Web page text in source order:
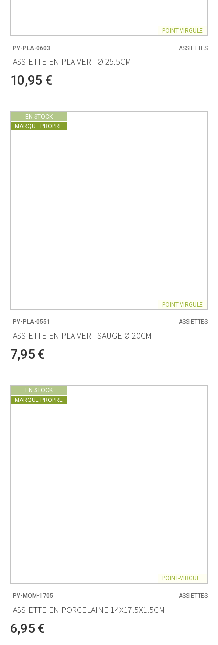
POINT-VIRGULE
PV-PLA-0603 ASSIETTES
ASSIETTE EN PLA VERT Ø 25.5CM
10,95 €
EN STOCK
MARQUE PROPRE
POINT-VIRGULE
PV-PLA-0551 ASSIETTES
ASSIETTE EN PLA VERT SAUGE Ø 20CM
7,95 €
EN STOCK
MARQUE PROPRE
POINT-VIRGULE
PV-MOM-1705 ASSIETTES
ASSIETTE EN PORCELAINE 14X17.5X1.5CM
6,95 €